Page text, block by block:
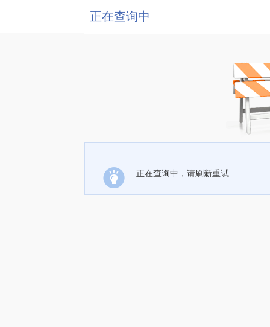
正在查询中
正在查询中，请刷新重试